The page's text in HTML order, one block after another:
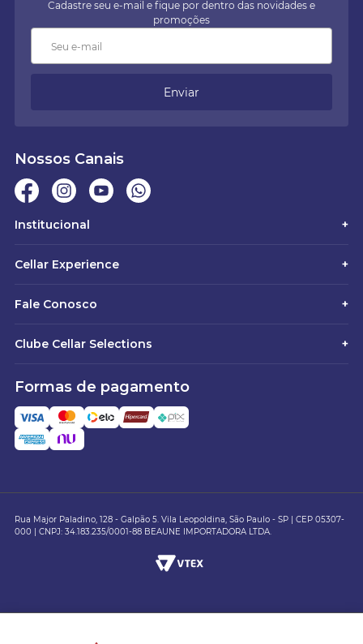
Cadastre seu e-mail e fique por dentro das novidades e
promoções
Enviar
Nossos Canais
Institucional +
Cellar Experience +
Fale Conosco +
Clube Cellar Selections +
Formas de pagamento
Rua Major Paladino, 128 - Galpão 5. Vila Leopoldina, São Paulo - SP | CEP 05307-
000 | CNPJ: 34.183.235/0001-88 BEAUNE IMPORTADORA LTDA.